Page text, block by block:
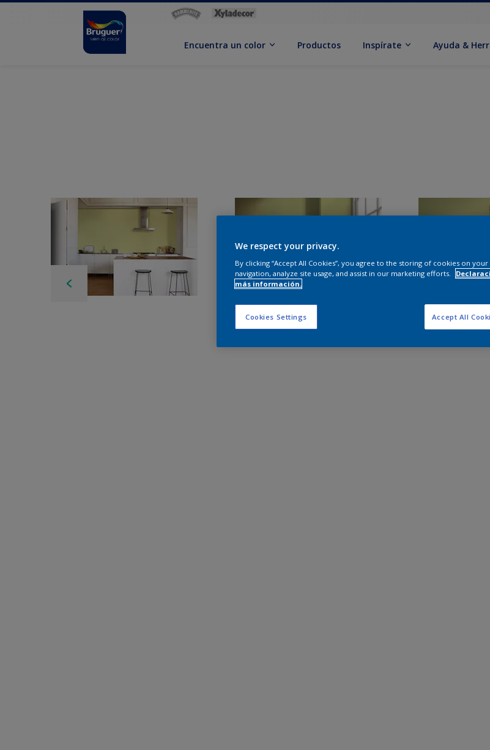
Encuentra un color Productos Inspírate Ayuda &
We respect your privacy.
By clicking “Accept All Cookies”, you agree to the storing of cookies on
navigation, analyze site usage, and assist in our marketing efforts.
más información.
Cookies Settings Accept All